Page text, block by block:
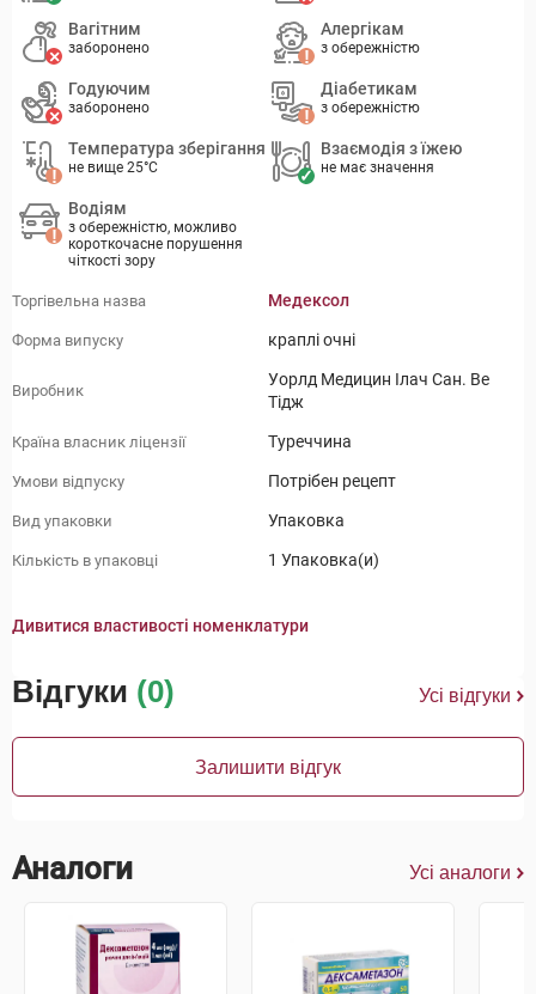
Вагітним
заборонено
Алергікам
з обережністю
Годуючим
заборонено
Діабетикам
з обережністю
Температура зберігання
не вище 25°C
Взаємодія з їжею
не має значення
Водіям
з обережністю, можливо
короткочасне порушення
чіткості зору
Торгівельна назва Медексол
Форма випуску краплі очні
Виробник
Уорлд Медицин Ілач Сан. Ве
Тідж
Країна власник ліцензії Туреччина
Умови відпуску Потрібен рецепт
Вид упаковки Упаковка
Кількість в упаковці 1 Упаковка(и)
Дивитися властивості номенклатури
Відгуки (0) Усі відгуки
Залишити відгук
Аналоги Усі аналоги